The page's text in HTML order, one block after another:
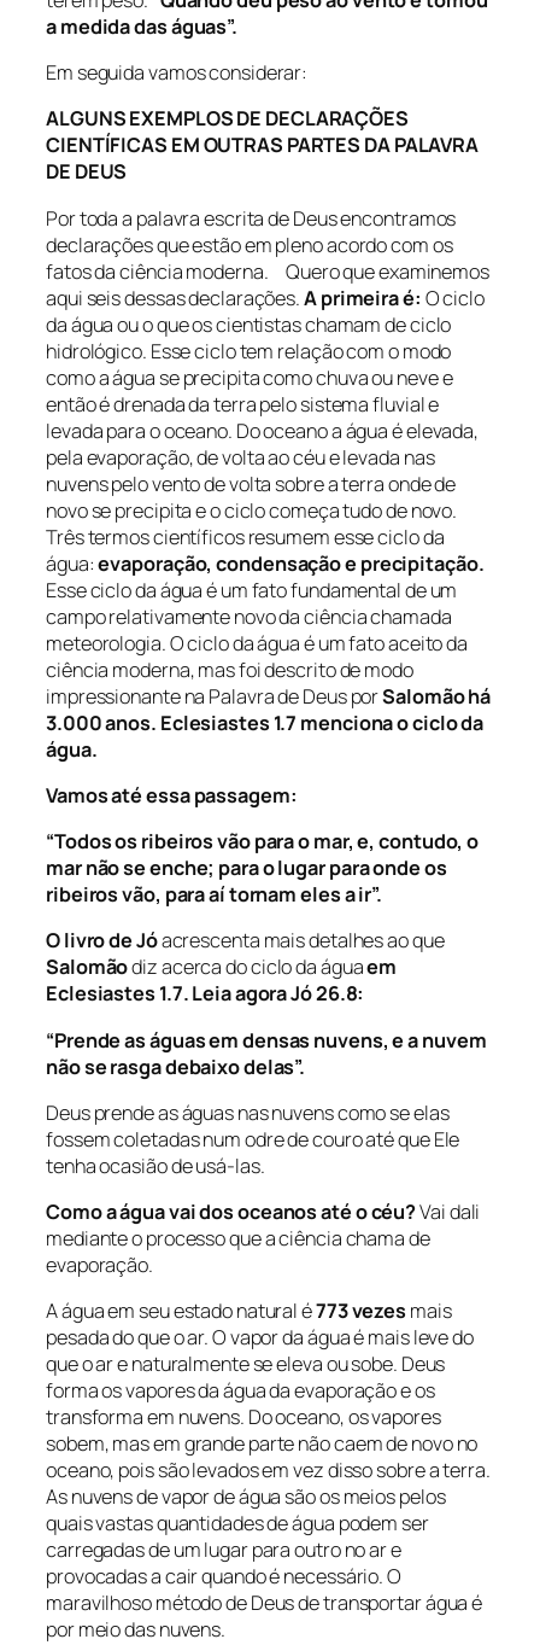
a medida das águas”.
Em seguida vamos considerar:
ALGUNS EXEMPLOS DE DECLARAÇÕES
CIENTÍFICAS EM OUTRAS PARTES DA PALAVRA
DE DEUS
Por toda a palavra escrita de Deus encontramos
declarações que estão em pleno acordo com os
fatos da ciência moderna. Quero que examinemos
aqui seis dessas declarações.A primeira é: O ciclo
da água ou o que os cientistas chamam de ciclo
hidrológico. Esse ciclo tem relação com o modo
como a água se precipita como chuva ou neve e
então é drenada da terra pelo sistema fluvial e
levada para o oceano. Do oceano a água é elevada,
pela evaporação, de volta ao céu e levada nas
nuvens pelo vento de volta sobre a terra onde de
novo se precipita e o ciclo começa tudo de novo.
Três termos científicos resumem esse ciclo da
água:evaporação, condensação e precipitação.
Esse ciclo da água é um fato fundamental de um
campo relativamente novo da ciência chamada
meteorologia. O ciclo da água é um fato aceito da
ciência moderna, mas foi descrito de modo
impressionante na Palavra de Deus porSalomãohá
3.000 anos. Eclesiastes 1.7 menciona o ciclo da
água.
Vamos até essa passagem:
“Todos os ribeiros vão para o mar, e, contudo, o
mar não se enche; para o lugar para onde os
ribeiros vão, para aí tornam eles a ir”.
O livro de Jóacrescenta mais detalhes ao que
Salomãodiz acerca do ciclo da águaem
Eclesiastes 1.7. Leia agora Jó 26.8:
“Prende as águas em densas nuvens, e a nuvem
não se rasga debaixo delas”.
Deus prende as águas nas nuvens como se elas
fossem coletadas num odre de couro até que Ele
tenha ocasião de usá-las.
Como a água vai dos oceanos até o céu?Vai dali
mediante o processo que a ciência chama de
evaporação.
A água em seu estado natural é773 vezes mais
pesada do que o ar. O vapor da água é mais leve do
que o ar e naturalmente se eleva ou sobe. Deus
forma os vapores da água da evaporação e os
transforma em nuvens. Do oceano, os vapores
sobem, mas em grande parte não caem de novo no
oceano, pois são levados em vez disso sobre a terra.
As nuvens de vapor de água são os meios pelos
quais vastas quantidades de água podem ser
carregadas de um lugar para outro no ar e
provocadas a cair quando é necessário. O
maravilhoso método de Deus de transportar água é
por meio das nuvens.